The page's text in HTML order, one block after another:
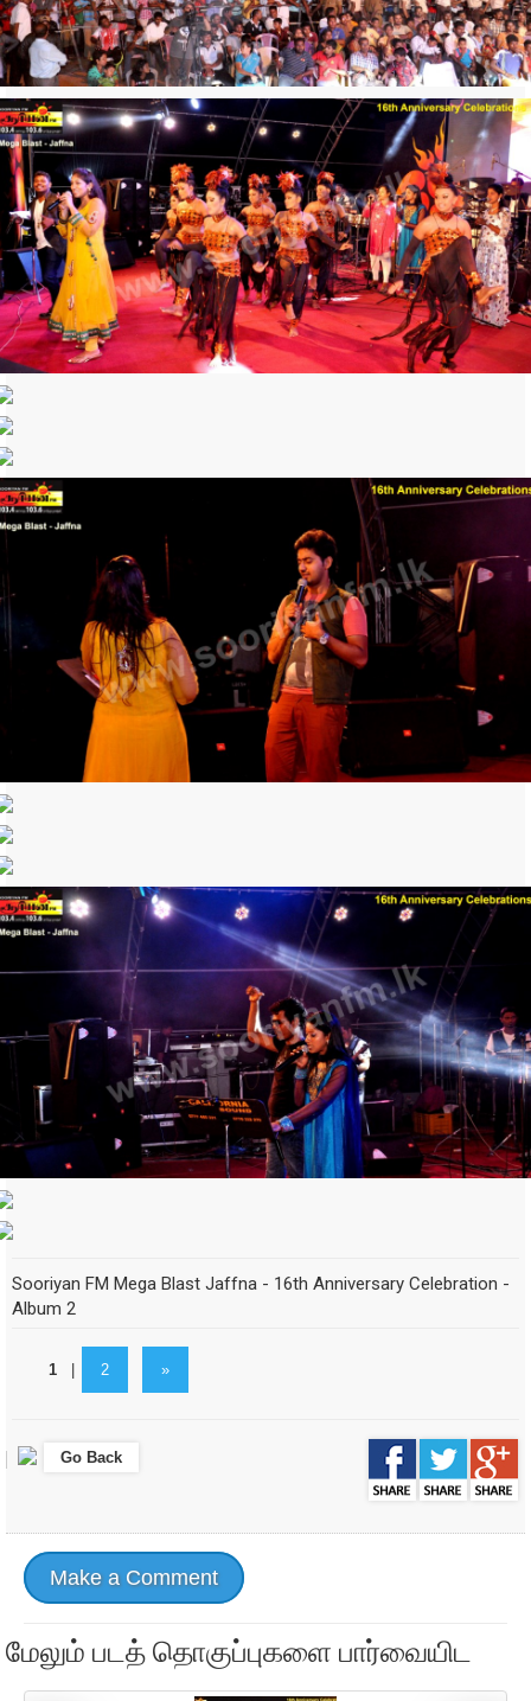
Sooriyan FM Mega Blast Jaffna - 16th Anniversary Celebration -
Album 2
1| 2 »
Go Back
Make a Comment
மேலும் படத் தொகுப்புகளை பார்வையிட